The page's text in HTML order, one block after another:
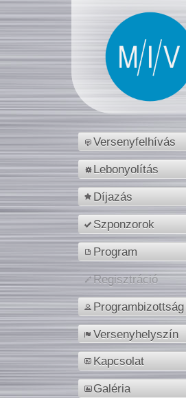
Versenyfelhívás
Lebonyolítás
Díjazás
Szponzorok
Program
Regisztráció
Programbizottság
Versenyhelyszín
Kapcsolat
Galéria